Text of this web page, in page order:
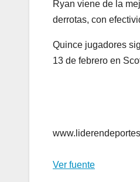
Ryan viene de la
derrotas, con
Quince jugadores
13 de febrero en
Ver fuente